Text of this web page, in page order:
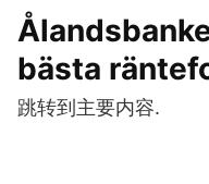
bästa
跳转到主要内容.